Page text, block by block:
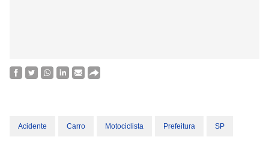
Acidente Carro Motociclista Prefeitura SP